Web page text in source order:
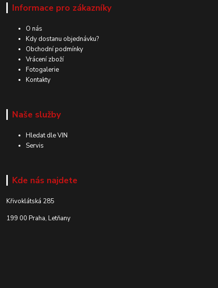
Informace pro zákazníky
O nás
Kdy dostanu objednávku?
Obchodní podmínky
Vrácení zboží
Fotogalerie
Kontakty
Naše služby
Hledat dle VIN
Servis
Kde nás najdete
Křivoklátská 285
199 00 Praha, Letňany